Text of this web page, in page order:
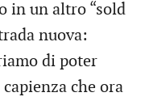
in un altro “sold
nuova:
di poter
che ora